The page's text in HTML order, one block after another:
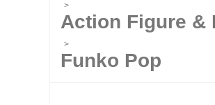
>
Action Figure &
>
Funko Pop